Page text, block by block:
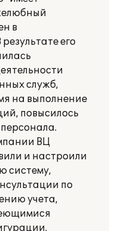
в
его
служб,
на выполнение
повысилось
ВЦ
и настроили
систему,
по
учета,